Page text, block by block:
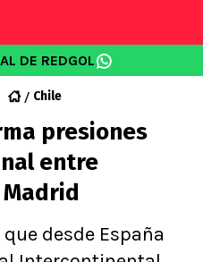
DE REDGOL
Chile
presiones
entre
desde España